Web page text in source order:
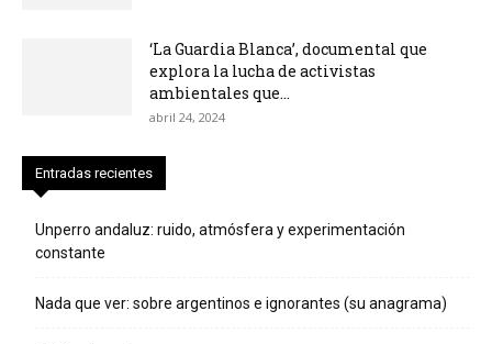
‘La Guardia Blanca’, documental que
explora la lucha de activistas
ambientales que...
abril 24, 2024
Entradas recientes
Unperro andaluz: ruido, atmósfera y experimentación
constante
Nada que ver: sobre argentinos e ignorantes (su anagrama)